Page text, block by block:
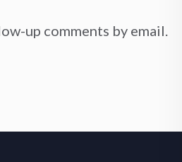
up comments by email.